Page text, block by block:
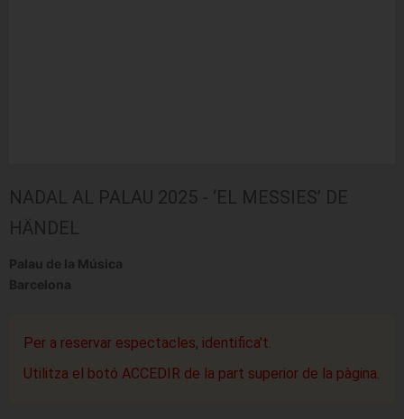
NADAL AL PALAU 2025 - ‘EL MESSIES’ DE
HÄNDEL
Palau de la Música
Barcelona
Per a reservar espectacles, identifica't.
Utilitza el botó ACCEDIR de la part superior de la pàgina.